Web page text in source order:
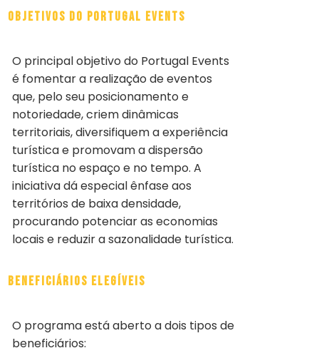
Objetivos do Portugal events
O principal objetivo do Portugal Events
é fomentar a realização de eventos
que, pelo seu posicionamento e
notoriedade, criem dinâmicas
territoriais, diversifiquem a experiência
turística e promovam a dispersão
turística no espaço e no tempo. A
iniciativa dá especial ênfase aos
territórios de baixa densidade,
procurando potenciar as economias
locais e reduzir a sazonalidade turística.
Beneficiários Elegíveis
O programa está aberto a dois tipos de
beneficiários: